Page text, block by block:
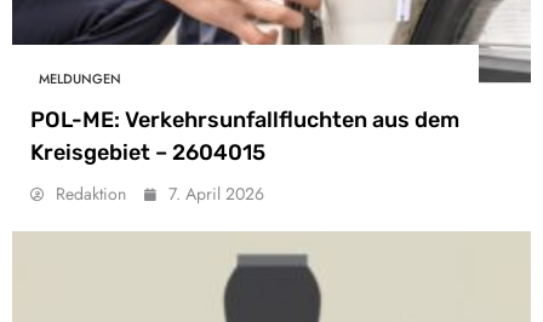
MELDUNGEN
POL-ME: Verkehrsunfallfluchten aus dem
Kreisgebiet – 2604015
Redaktion 7. April 2026